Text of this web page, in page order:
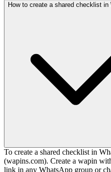
How to create a shared checklist in
To create a shared checklist in
(wapins.com). Create a wapin
link in any WhatsApp group or